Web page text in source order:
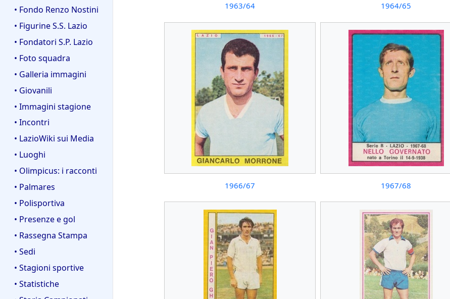
• Fondo Renzo Nostini
• Figurine S.S. Lazio
• Fondatori S.P. Lazio
• Foto squadra
• Galleria immagini
• Giovanili
• Immagini stagione
• Incontri
• LazioWiki sui Media
• Luoghi
• Olimpicus: i racconti
• Palmares
• Polisportiva
• Presenze e gol
• Rassegna Stampa
• Sedi
• Stagioni sportive
• Statistiche
1963/64 1964/65
1966/67 1967/68